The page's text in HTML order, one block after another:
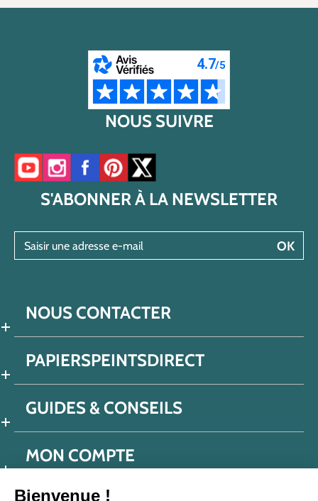
Bienvenue !
NOUS SUIVRE
Accéder à notre chaîne YouTube
Accéder à notre compte Instagram
Accéder à notre page Facebook
Accéder à notre compte Pinterest
Accéder à notre compte Twitter/X
S'ABONNER À LA NEWSLETTER
OK
NOUS CONTACTER
PAPIERSPEINTSDIRECT
GUIDES & CONSEILS
MON COMPTE